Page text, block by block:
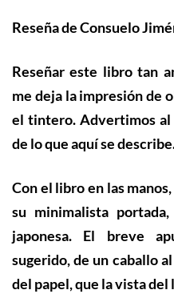
Reseña de Consuelo
Reseñar este libro tan
me deja la impresión de
el tintero. Advertimos al
de lo que aquí se
Con el libro en las manos,
su minimalista portada,
japonesa. El breve
sugerido, de un caballo
del papel, que la vista